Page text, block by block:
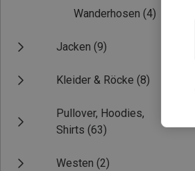
Wanderhosen (4)
Jacken (9)
Kleider & Röcke (8)
Pullover, Hoodies,
Shirts (63)
Westen (2)